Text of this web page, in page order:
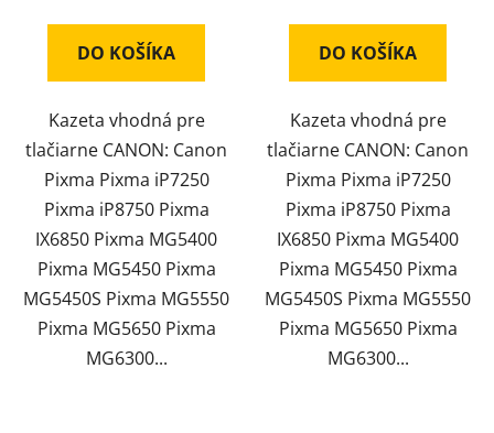
DO KOŠÍKA
Kazeta vhodná pre
tlačiarne CANON: Canon
Pixma Pixma iP7250
Pixma iP8750 Pixma
IX6850 Pixma MG5400
Pixma MG5450 Pixma
MG5450S Pixma MG5550
Pixma MG5650 Pixma
MG6300...
DO KOŠÍKA
Kazeta vhodná pre
tlačiarne CANON: Canon
Pixma Pixma iP7250
Pixma iP8750 Pixma
IX6850 Pixma MG5400
Pixma MG5450 Pixma
MG5450S Pixma MG5550
Pixma MG5650 Pixma
MG6300...